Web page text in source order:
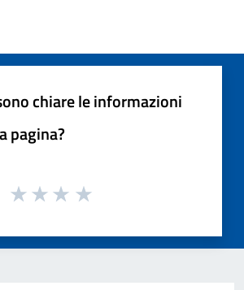
chiare le informazioni
pagina?